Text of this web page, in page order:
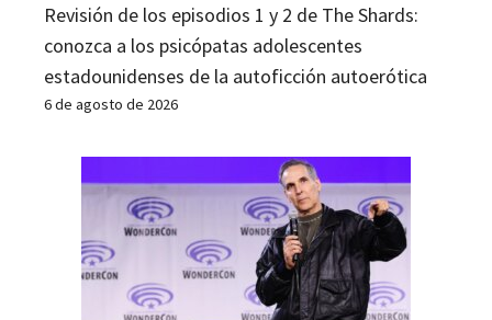
Revisión de los episodios 1 y 2 de The Shards:
conozca a los psicópatas adolescentes
estadounidenses de la autoficción autoerótica
6 de agosto de 2026